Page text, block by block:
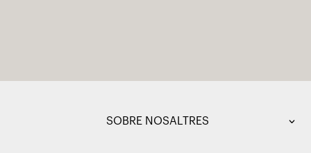
SOBRE NOSALTRES